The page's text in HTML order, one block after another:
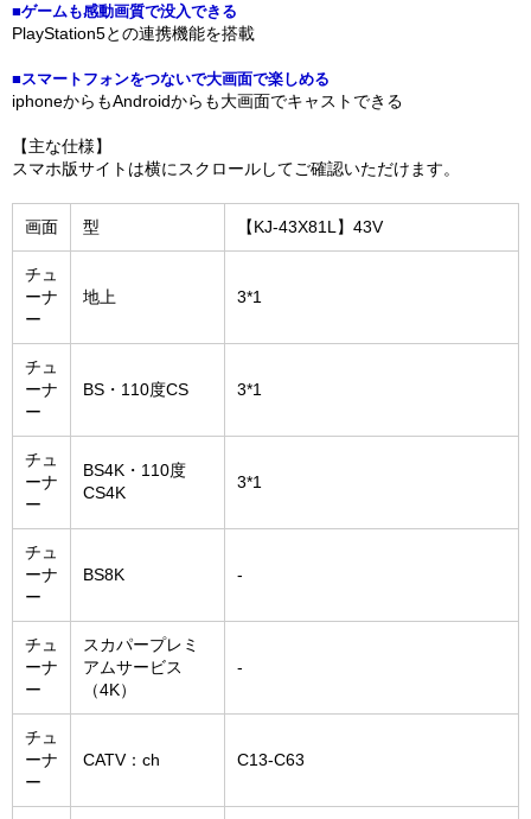
■ゲームも感動画質で没入できる
PlayStation5との連携機能を搭載
■スマートフォンをつないで大画面で楽しめる
iphoneからもAndroidからも大画面でキャストできる
【主な仕様】
スマホ版サイトは横にスクロールしてご確認いただけます。
画面 型 【KJ-43X81L】43V
チュ
ーナ
ー
地上 3*1
チュ
ーナ
ー
BS・110度CS 3*1
チュ
ーナ
ー
BS4K・110度
CS4K
3*1
チュ
ーナ
ー
BS8K -
チュ
ーナ
ー
スカパープレミ
アムサービス
（4K）
-
チュ
ーナ
ー
CATV：ch C13-C63